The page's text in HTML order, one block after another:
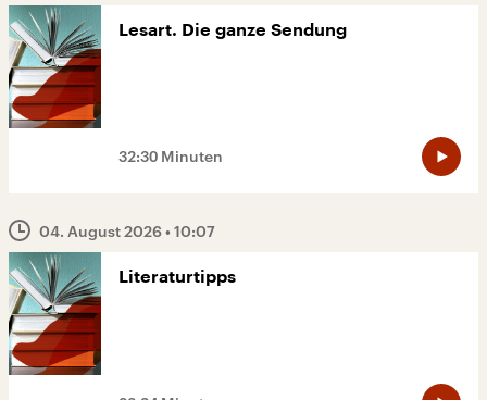
Lesart. Die ganze Sendung
32:30 Minuten
04. August 2026• 10:07
Literaturtipps